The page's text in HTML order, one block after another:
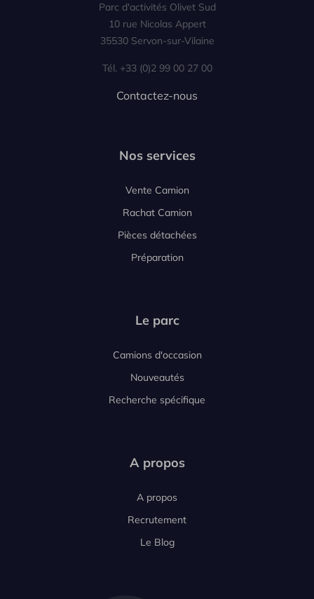
Parc d'activités Olivet Sud
10 rue Nicolas Appert
35530 Servon-sur-Vilaine
Tél. +33 (0)2 99 00 27 00
Contactez-nous
Nos services
Vente Camion
Rachat Camion
Pièces détachées
Préparation
Le parc
Camions d'occasion
Nouveautés
Recherche spécifique
A propos
A propos
Recrutement
Le Blog